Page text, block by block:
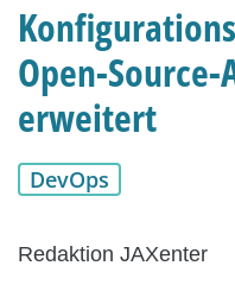
Open-
erweitert
DevOps
Redaktion JAXenter